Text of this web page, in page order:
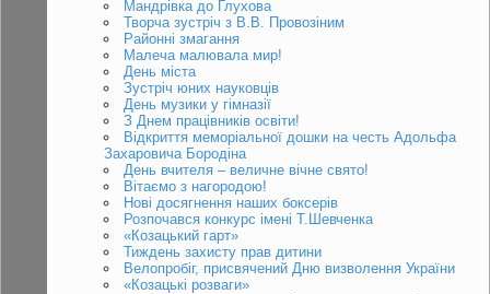
Мандрівка до Глухова
Творча зустріч з В.В. Провозіним
Районні змагання
Малеча малювала мир!
День міста
Зустріч юних науковців
День музики у гімназії
З Днем працівників освіти!
Відкриття меморіальної дошки на честь Адольфа
Захаровича Бородіна
День вчителя – величне вічне свято!
Вітаємо з нагородою!
Нові досягнення наших боксерів
Розпочався конкурс імені Т.Шевченка
«Козацький гарт»
Тиждень захисту прав дитини
Велопробіг, присвячений Дню визволення України
«Козацькі розваги»